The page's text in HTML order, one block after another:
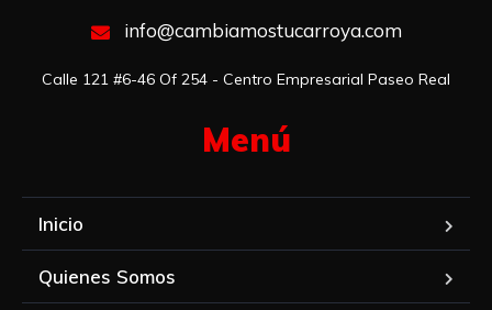
info@cambiamostucarroya.com
Calle 121 #6-46 Of 254 - Centro Empresarial Paseo Real
Menú​
Inicio
Quienes Somos